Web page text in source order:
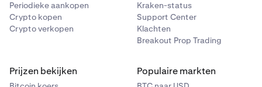
Periodieke aankopen
Crypto kopen
Crypto verkopen
Kraken-status
Support Center
Klachten
Breakout Prop Trading
Prijzen bekijken Populaire markten